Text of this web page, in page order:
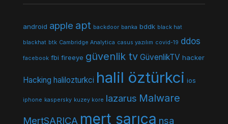
android apple apt backdoor banka bddk black hat
blackhat btk Cambridge Analytica casus yazılım covid-19 ddos
facebook fbi fireeye güvenlik tv GüvenlikTV hacker
Hacking halilozturkci halil öztürkci ios
iphone kaspersky kuzey kore lazarus Malware
MertSARICA mert sarıca nsa